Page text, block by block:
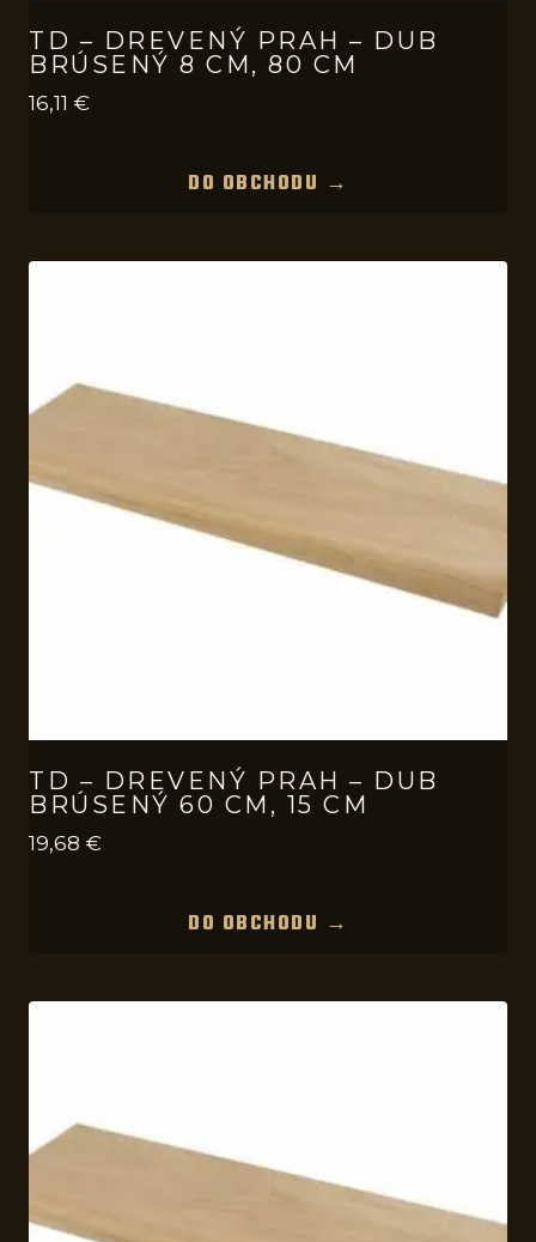
TD – DREVENÝ PRAH – DUB
BRÚSENÝ 8 CM, 80 CM
16,11 €
DO OBCHODU →
TD – DREVENÝ PRAH – DUB
BRÚSENÝ 60 CM, 15 CM
19,68 €
DO OBCHODU →